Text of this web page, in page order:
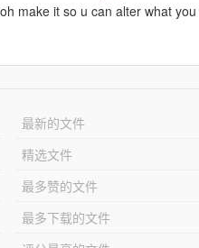
make it so u can alter what
最新的文件
精选文件
最多赞的文件
最多下载的文件